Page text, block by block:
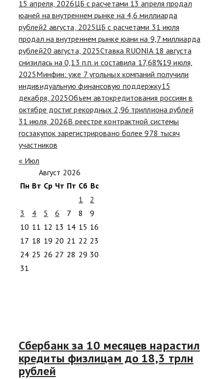
15 апреля, 2026ЦБ с расчетами 13 апреля продал
юаней на внутреннем рынке на 4,6 миллиарда
рублей2 августа, 2025ЦБ с расчетами 31 июля
продал на внутреннем рынке юани на 9,7 миллиарда
рублей20 августа, 2025Ставка RUONIA 18 августа
снизилась на 0,13 п.п. и составила 17,68%19 июля,
2025Минфин: уже 7 угольных компаний получили
индивидуальную финансовую поддержку15
декабря, 2025Объем автокредитования россиян в
октябре достиг рекордных 2,96 триллиона рублей
31 июля, 2026В реестре контрактной системы
госзакупок зарегистрировано более 978 тысяч
участников
« Июл
Август 2026
Пн Вт Ср Чт Пт Сб Вс
1
2
3
4 5 6 7 8
9
10 11 12 13 14 15 16
17 18 19 20 21 22 23
24 25 26 27 28 29 30
31
Сбербанк за 10 месяцев нарастил
кредиты физлицам до 18,3 трлн
рублей